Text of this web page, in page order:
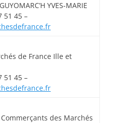
YVES-MARIE
51 45 –
de France Ille et
51 45 –
des Marchés